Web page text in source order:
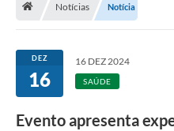
Notícias Notícia
DEZ
16
16 DEZ 2024
SAÚDE
Evento apresenta